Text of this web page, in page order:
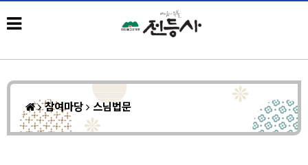
참여마당 스님법문